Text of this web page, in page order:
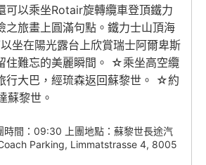
可以乘坐Rotair旋轉纜車登頂鐵力
之旅畫上圓滿句點。鐵力士山頂海
坐在陽光露台上欣賞瑞士阿爾卑斯
住難忘的美麗瞬間。 ☆乘坐高空纜
行大巴，經琉森返回蘇黎世。 ☆約
蘇黎世。
時間：09:30 上團地點：蘇黎世長途汽
Parking, Limmatstrasse 4, 8005